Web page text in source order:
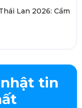
Lan 2026: Cẩm
tin